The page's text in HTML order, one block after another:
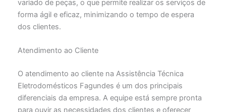
variado de peças, o que permite realizar os serviços de
forma ágil e eficaz, minimizando o tempo de espera
dos clientes.
Atendimento ao Cliente
O atendimento ao cliente na Assistência Técnica
Eletrodomésticos Fagundes é um dos principais
diferenciais da empresa. A equipe está sempre pronta
para ouvir as necessidades dos clientes e oferecer